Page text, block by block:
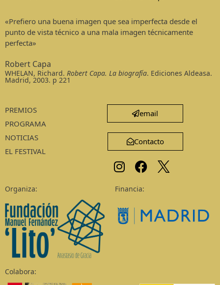
«Prefiero una buena imagen que sea imperfecta desde el
punto de vista técnico a una mala imagen técnicamente
perfecta»
Robert Capa
WHELAN, Richard. Robert Capa. La biografía. Ediciones Aldeasa.
Madrid, 2003. p 221
PREMIOS
PROGRAMA
NOTICIAS
EL FESTIVAL
email
Contacto
Organiza: Financia:
Colabora: